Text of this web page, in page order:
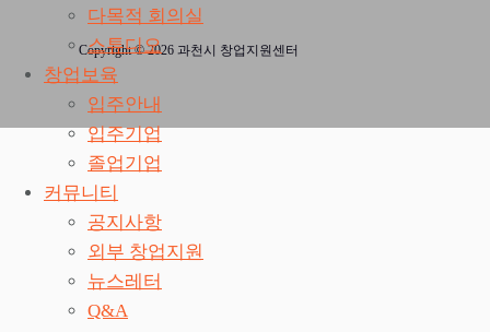
다목적 회의실
스튜디오
창업보육
입주안내
입주기업
졸업기업
커뮤니티
공지사항
외부 창업지원
뉴스레터
Q&A
Copyright © 2026 과천시 창업지원센터